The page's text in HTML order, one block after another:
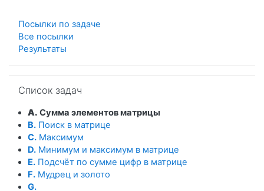
Посылки по задаче
Все посылки
Результаты
Список задач
A. Сумма элементов матрицы
B. Поиск в матрице
C. Максимум
D. Минимум и максимум в матрице
E. Подсчёт по сумме цифр в матрице
F. Мудрец и золото
G.